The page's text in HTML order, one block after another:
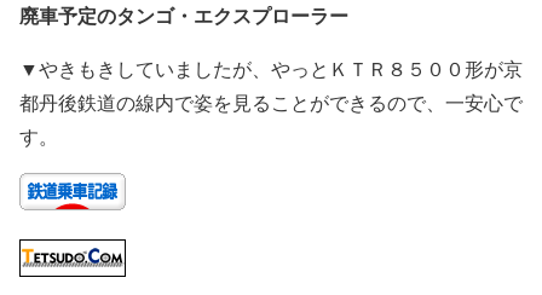
廃車予定のタンゴ・エクスプローラー
▼やきもきしていましたが、やっとＫＴＲ８５００形が京
都丹後鉄道の線内で姿を見ることができるので、一安心で
す。